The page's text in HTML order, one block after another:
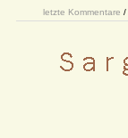
letzte Kommentare /